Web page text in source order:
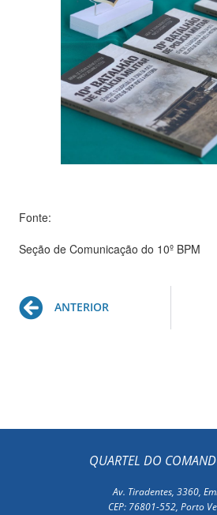
Fonte:
Seção de Comunicação do 10º BPM
Prev
ANTERIOR
QUARTEL DO
Av. Tiradentes, 3360,
CEP: 76801-552, Porto